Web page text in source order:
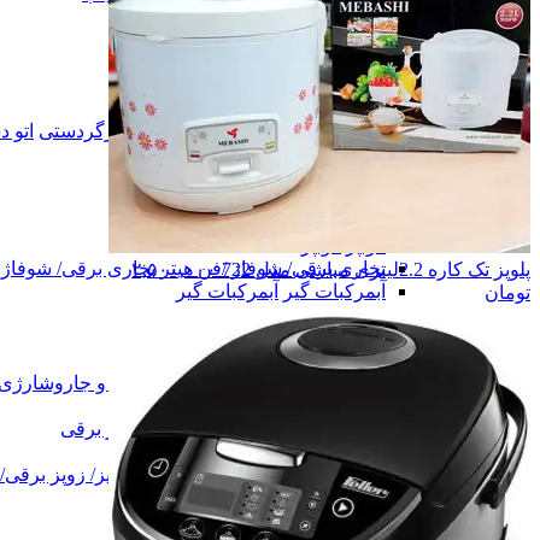
خوردکن برقی خوردکن برقی
همزن
همزن
گوشتکوب
وافل ساز وافل ساز
سالادساز سالادساز
اتو دستی/اتو پرس/اتو مخزن دار/بخارگردستی
چایساز چایساز
یخساز
حشره کش
بخاری برقی/ شوفاژ /فن هیتر بخاری برقی/ شوفاژ
آبمرکبات گیر
آبمرکبات گیر
پنکه پنکه
چرخ گوشت چرخ گوشت
آسیاب آسیاب
جاروبرقی و جاروشارژی
اجاق گاز / هیتر برقی
پفیلاساز پفیلاساز
پلوپز/ زوپز برقی/ زود پز روگازی
پلوپز/ زوپز
سماور سماور
تخم مرغ آبپز تخم مرغ آبپز
پلوپز تک کاره 2.2لیتری مباشی مدل 722
۲,۵۰۰,۰۰۰
تومان